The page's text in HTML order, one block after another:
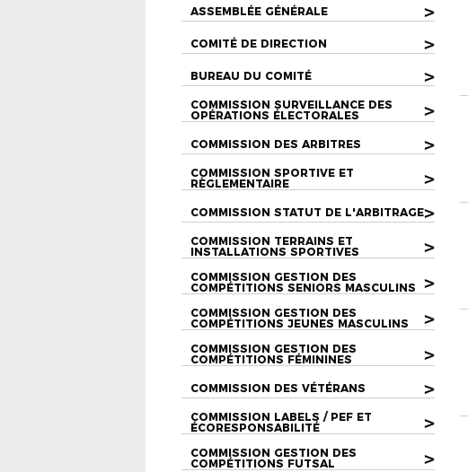
ASSEMBLÉE GÉNÉRALE >
COMITÉ DE DIRECTION >
BUREAU DU COMITÉ >
COMMISSION SURVEILLANCE DES
OPÉRATIONS ÉLECTORALES
>
COMMISSION DES ARBITRES >
COMMISSION SPORTIVE ET
RÈGLEMENTAIRE
>
COMMISSION STATUT DE L'ARBITRAGE>
COMMISSION TERRAINS ET
INSTALLATIONS SPORTIVES
>
COMMISSION GESTION DES
COMPÉTITIONS SENIORS MASCULINS
>
COMMISSION GESTION DES
COMPÉTITIONS JEUNES MASCULINS
>
COMMISSION GESTION DES
COMPÉTITIONS FÉMININES
>
COMMISSION DES VÉTÉRANS >
COMMISSION LABELS / PEF ET
ÉCORESPONSABILITÉ
>
COMMISSION GESTION DES
COMPÉTITIONS FUTSAL
>